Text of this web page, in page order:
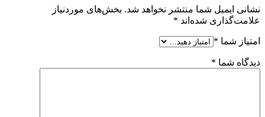
نشانی ایمیل شما منتشر نخواهد شد. بخش‌های موردنیاز
علامت‌گذاری شده‌اند *
امتیاز شما *
دیدگاه شما *